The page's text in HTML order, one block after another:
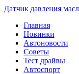
Датчик давления
Главная
Новинки
Автоновости
Советы
Тест драйвы
Автоспорт